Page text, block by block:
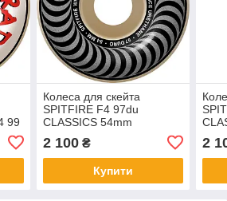
99
Колеса для скейта
SPITFIRE F4 97du
CLASSICS 54mm
2 100₴
Купити
2